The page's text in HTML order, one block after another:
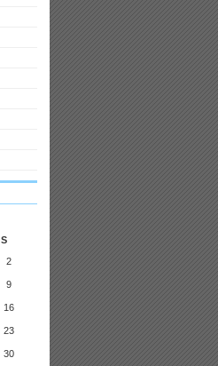
S
2
9
16
23
30